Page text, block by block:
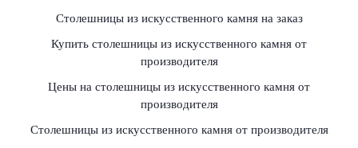
Столешницы из искусственного камня на заказ
Купить столешницы из искусственного камня от
производителя
Цены на столешницы из искусственного камня от
производителя
Столешницы из искусственного камня от производителя